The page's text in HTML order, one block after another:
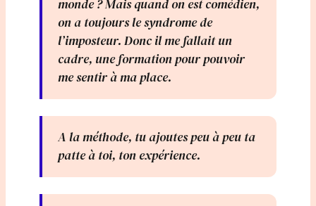
monde ? Mais quand on est comédien,
on a toujours le syndrome de
l’imposteur. Donc il me fallait un
cadre, une formation pour pouvoir
me sentir à ma place.
A la méthode, tu ajoutes peu à peu ta
patte à toi, ton expérience.